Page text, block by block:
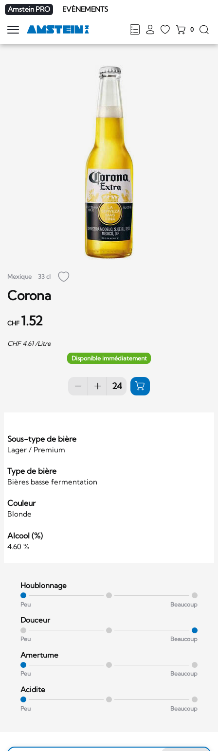
Amstein PRO EVÈNEMENTS
FRDEENIT
0
Afficher
la
Mexique 33 cl
Corona
CHF 1.52
CHF4.61/Litre
Disponible immédiatement
Sous-type de bière
Lager / Premium
Type de bière
Bières basse fermentation
Couleur
Blonde
Alcool (%)
4.60 %
Houblonnage
Peu Beaucoup
Douceur
Peu Beaucoup
Amertume
Peu Beaucoup
Acidite
Peu Beaucoup